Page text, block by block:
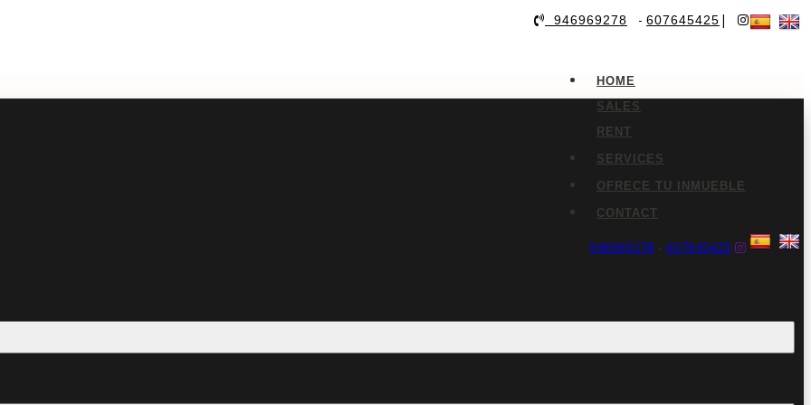
946969278 - 607645425 |
HOME
SALES
RENT
SERVICES
OFRECE TU INMUEBLE
CONTACT
946969278 - 607645425